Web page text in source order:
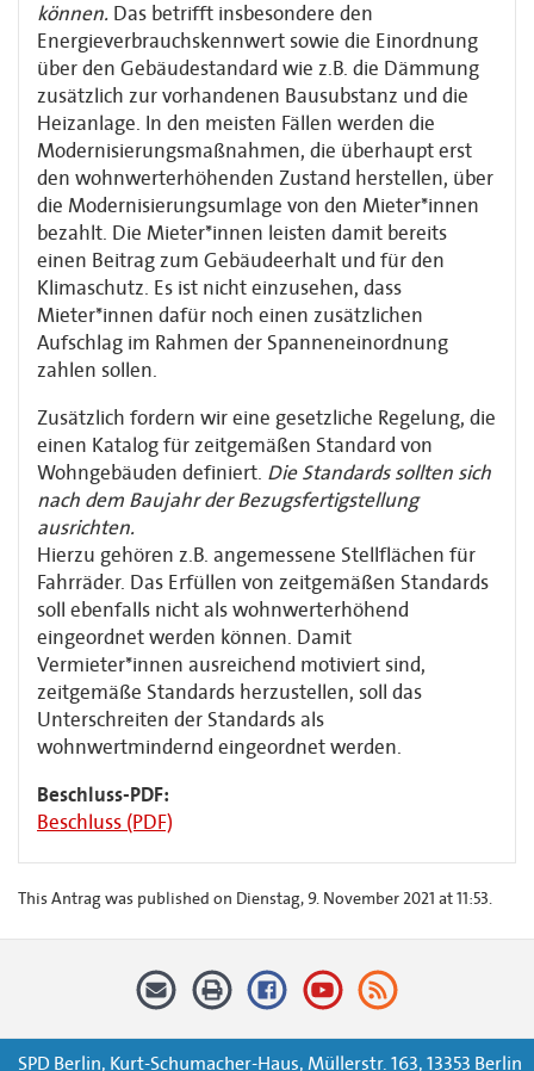
können. Das betrifft insbesondere den
Energieverbrauchskennwert sowie die Einordnung
über den Gebäudestandard wie z.B. die Dämmung
zusätzlich zur vorhandenen Bausubstanz und die
Heizanlage. In den meisten Fällen werden die
Modernisierungsmaßnahmen, die überhaupt erst
den wohnwerterhöhenden Zustand herstellen, über
die Modernisierungsumlage von den Mieter*innen
bezahlt. Die Mieter*innen leisten damit bereits
einen Beitrag zum Gebäudeerhalt und für den
Klimaschutz. Es ist nicht einzusehen, dass
Mieter*innen dafür noch einen zusätzlichen
Aufschlag im Rahmen der Spanneneinordnung
zahlen sollen.
Zusätzlich fordern wir eine gesetzliche Regelung, die
einen Katalog für zeitgemäßen Standard von
Wohngebäuden definiert. Die Standards sollten sich
nach dem Baujahr der Bezugsfertigstellung
ausrichten.
Hierzu gehören z.B. angemessene Stellflächen für
Fahrräder. Das Erfüllen von zeitgemäßen Standards
soll ebenfalls nicht als wohnwerterhöhend
eingeordnet werden können. Damit
Vermieter*innen ausreichend motiviert sind,
zeitgemäße Standards herzustellen, soll das
Unterschreiten der Standards als
wohnwertmindernd eingeordnet werden.
Beschluss-PDF:
Beschluss (PDF)
This Antrag was published on Dienstag, 9. November 2021 at 11:53.
SPD Berlin, Kurt-Schumacher-Haus, Müllerstr. 163, 13353 Berlin